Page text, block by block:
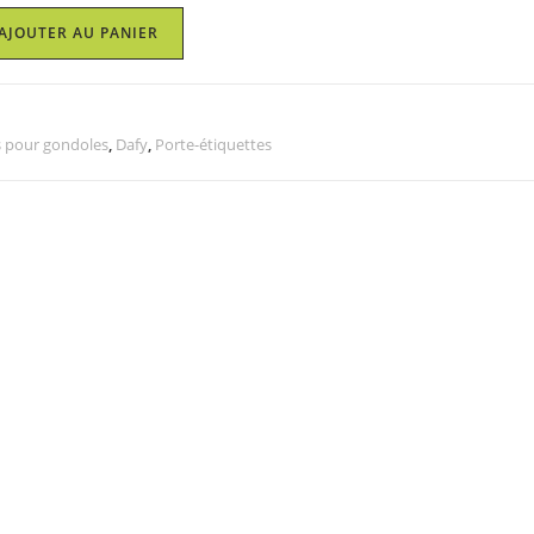
AU PANIER
pour gondoles, Dafy, Porte-étiquettes